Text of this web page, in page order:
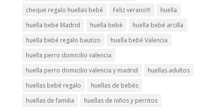
cheque regalo huellas bebé
Feliz verano!!!
huella
huella bebe Madrid
huella bebé
huella bebé arcilla
huella bebé regalo bautizo
huella bebé Valencia
huella perro domicilio valencia
huella perro domicilio valencia y madrid
huellas adultos
huellas bebé regalo
huellas de bebés
huellas de familia
huellas de niños y perritos